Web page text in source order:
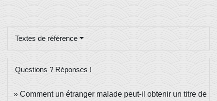
Textes de référence
Questions ? Réponses !
Comment un étranger malade peut-il obtenir un titre de